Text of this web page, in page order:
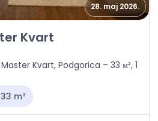
28. maj 2026.
Master Kvart
Kvart
Master Kvart, Podgorica – 33 м², 1
33 m²